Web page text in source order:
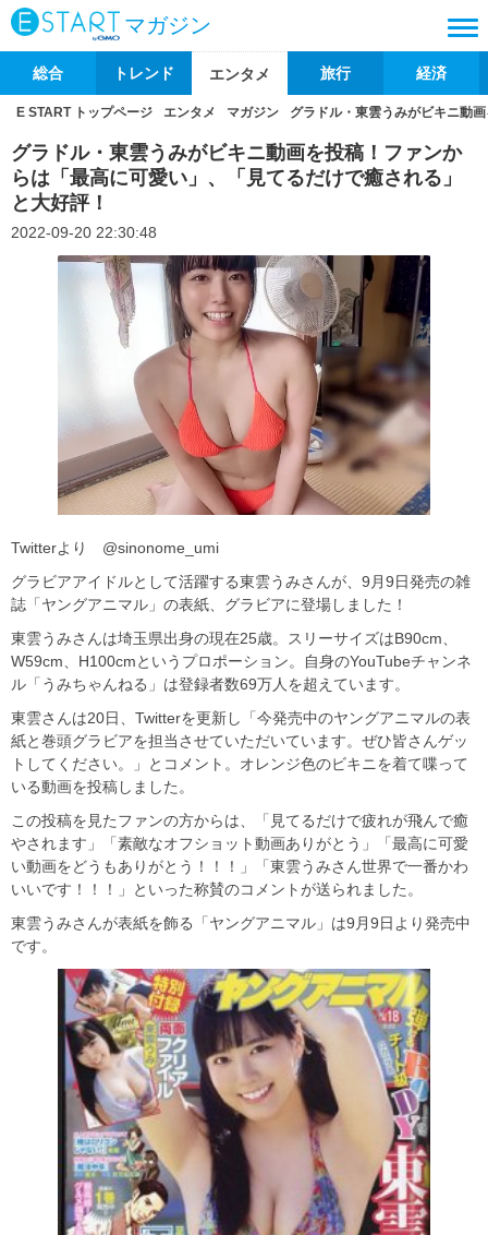
マガジン
総合 トレンド エンタメ 旅行 経済
E START トップページ エンタメ マガジン グラドル・東雲うみがビキニ動
グラドル・東雲うみがビキニ動画を投稿！ファンか
らは「最高に可愛い」、「見てるだけで癒される」
と大好評！
2022-09-20 22:30:48
Twitterより @sinonome_umi
グラビアアイドルとして活躍する東雲うみさんが、9月9日発売の雑
誌「ヤングアニマル」の表紙、グラビアに登場しました！
東雲うみさんは埼玉県出身の現在25歳。スリーサイズはB90cm、
W59cm、H100cmというプロポーション。自身のYouTubeチャンネ
ル「うみちゃんねる」は登録者数69万人を超えています。
東雲さんは20日、Twitterを更新し「今発売中のヤングアニマルの表
紙と巻頭グラビアを担当させていただいています。ぜひ皆さんゲッ
トしてください。」とコメント。オレンジ色のビキニを着て喋って
いる動画を投稿しました。
この投稿を見たファンの方からは、「見てるだけで疲れが飛んで癒
やされます」「素敵なオフショット動画ありがとう」「最高に可愛
い動画をどうもありがとう！！！」「東雲うみさん世界で一番かわ
いいです！！！」といった称賛のコメントが送られました。
東雲うみさんが表紙を飾る「ヤングアニマル」は9月9日より発売中
です。